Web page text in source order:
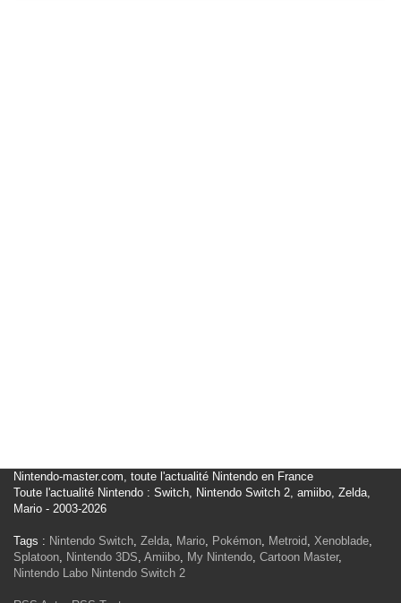
Nintendo-master.com, toute l'actualité Nintendo en France
Toute l'actualité Nintendo : Switch, Nintendo Switch 2, amiibo, Zelda,
Mario - 2003-2026
Tags : Nintendo Switch, Zelda, Mario, Pokémon, Metroid, Xenoblade,
Splatoon, Nintendo 3DS, Amiibo, My Nintendo, Cartoon Master,
Nintendo Labo Nintendo Switch 2